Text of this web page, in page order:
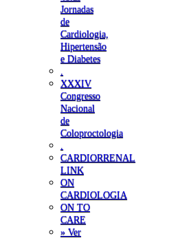
Jornadas
de
Cardiologia,
Hipertensão
e Diabetes
XXXIV
Congresso
Nacional
de
Coloproctologia
CARDIORRENAL
LINK
ON
CARDIOLOGIA
ON TO
CARE
» Ver